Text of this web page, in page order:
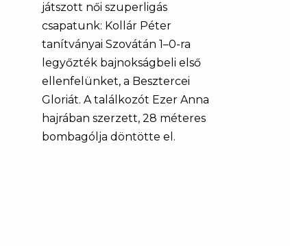
játszott női szuperligás
csapatunk: Kollár Péter
tanítványai Szovátán 1–0-ra
legyőzték bajnokságbeli első
ellenfelünket, a Besztercei
Gloriát. A találkozót Ezer Anna
hajrában szerzett, 28 méteres
bombagólja döntötte el.